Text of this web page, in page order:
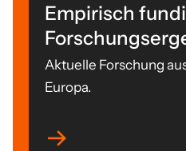
Empirisch
Aktuelle Forschung
Europa.